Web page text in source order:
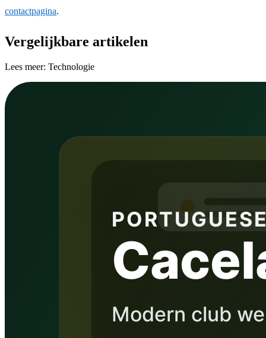
contactpagina.
Vergelijkbare artikelen
Lees meer: Technologie